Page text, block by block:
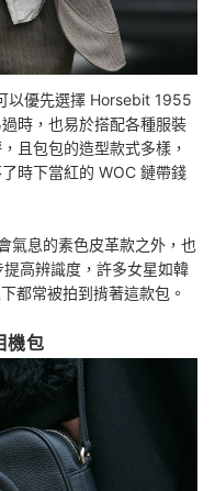
以優先選擇 Horsebit 1955
時，也易於搭配各種服裝
且包包的造型款式多樣，
時下當紅的 WOC 鏈帶錢
氣息的素色皮革款之外，也
高辨識度，許多女星如韓
都常被拍到揹著這款包。
機包